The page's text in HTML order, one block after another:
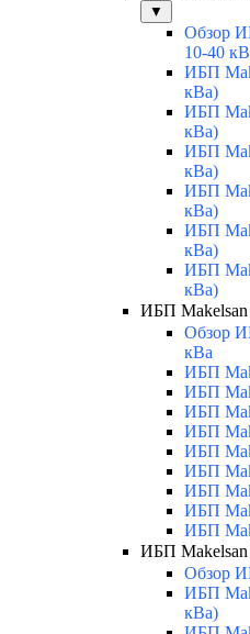
▼
Обзор
10-40
ИБП
кВа)
ИБП
кВа)
ИБП
кВа)
ИБП
кВа)
ИБП
кВа)
ИБП
кВа)
ИБП Makelsan
Обзор
кВа
ИБП
ИБП
ИБП
ИБП
ИБП
ИБП
ИБП
ИБП
ИБП
ИБП Makelsan
Обзор
ИБП
кВа)